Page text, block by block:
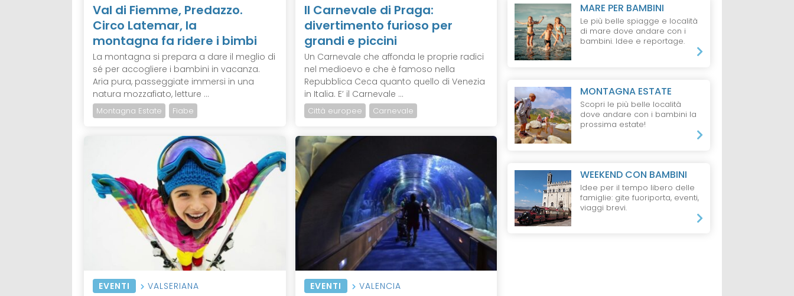
Val di Fiemme, Predazzo.
Circo Latemar, la
montagna fa ridere i bimbi
La montagna si prepara a dare il meglio di
sé per accogliere i bambini in vacanza.
Aria pura, passeggiate immersi in una
natura mozzafiato, letture ...
Montagna Estate Fiabe
Il Carnevale di Praga:
divertimento furioso per
grandi e piccini
Un Carnevale che affonda le proprie radici
nel medioevo e che è famoso nella
Repubblica Ceca quanto quello di Venezia
in Italia. E’ il Carnevale ...
Città europee Carnevale
EVENTI VALSERIANA EVENTI VALENCIA
MARE PER BAMBINI
Le più belle spiagge e località
di mare dove andare con i
bambini. Idee e reportage.
MONTAGNA ESTATE
Scopri le più belle località
dove andare con i bambini la
prossima estate!
WEEKEND CON BAMBINI
Idee per il tempo libero delle
famiglie: gite fuoriporta, eventi,
viaggi brevi.